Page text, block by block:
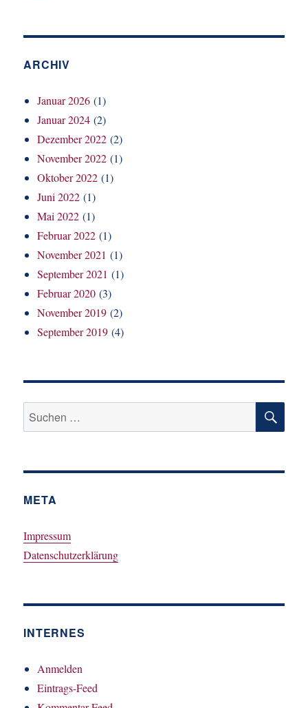
ARCHIV
Januar 2026 (1)
Januar 2024 (2)
Dezember 2022 (2)
November 2022 (1)
Oktober 2022 (1)
Juni 2022 (1)
Mai 2022 (1)
Februar 2022 (1)
November 2021 (1)
September 2021 (1)
Februar 2020 (3)
November 2019 (2)
September 2019 (4)
Suchen
nach:
META
Impressum
Datenschutzerklärung
INTERNES
Anmelden
Eintrags-Feed